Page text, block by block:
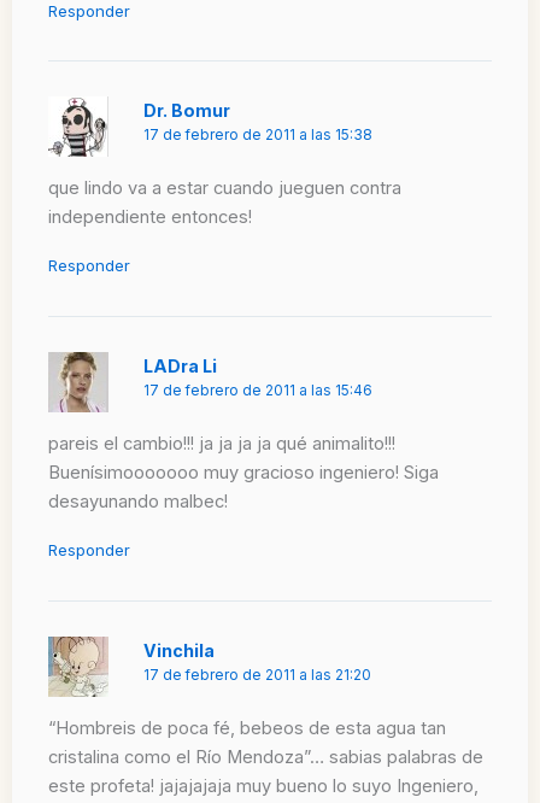
Responder
Dr. Bomur
17 de febrero de 2011 a las 15:38
que lindo va a estar cuando jueguen contra
independiente entonces!
Responder
LADra Li
17 de febrero de 2011 a las 15:46
pareis el cambio!!! ja ja ja ja qué animalito!!!
Buenísimooooooo muy gracioso ingeniero! Siga
desayunando malbec!
Responder
Vinchila
17 de febrero de 2011 a las 21:20
“Hombreis de poca fé, bebeos de esta agua tan
cristalina como el Río Mendoza”… sabias palabras de
este profeta! jajajajaja muy bueno lo suyo Ingeniero,